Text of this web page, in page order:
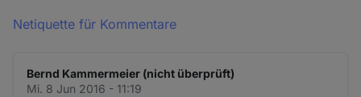
Netiquette für Kommentare
Bernd Kammermeier (nicht überprüft)
Mi. 8 Jun 2016 - 11:19